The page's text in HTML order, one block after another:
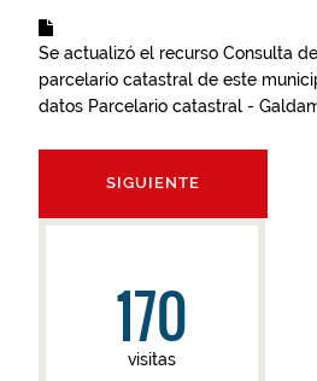
Se actualizó el recurso Consulta
parcelario catastral de este
datos Parcelario catastral -
SIGUIENTE
170
visitas